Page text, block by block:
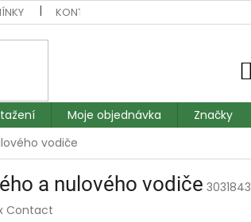
KONTAKT
Moje objednávka
Značky
vodiče
a nulového vodiče 3031843
Contact